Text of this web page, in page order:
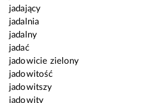
jadający
jadalnia
jadalny
jadać
jadowicie zielony
jadowitość
jadowitszy
jadowity